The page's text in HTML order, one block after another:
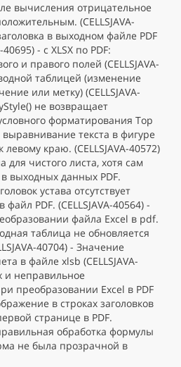
вычисления отрицательное
(CELLSJAVA-
в выходном файле PDF
- с XLSX по PDF:
и правого полей (CELLSJAVA-
таблицей (изменение
или метку) (CELLSJAVA-
не возвращает
форматирования Top
выравнивание текста в фигуре
краю. (CELLSJAVA-40572)
для чистого листа, хотя сам
выходных данных PDF.
устава отсутствует
PDF. (CELLSJAVA-40564) -
файла Excel в pdf.
таблица не обновляется
40704) - Значение
в файле xlsb (CELLSJAVA-
и неправильное
преобразовании Excel в PDF
в строках заголовков
странице в PDF.
обработка формулы
не была прозрачной в